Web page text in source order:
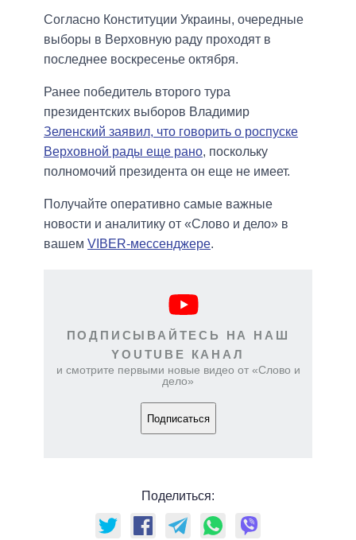
Согласно Конституции Украины, очередные
выборы в Верховную раду проходят в
последнее воскресенье октября.
Ранее победитель второго тура
президентских выборов Владимир
Зеленский заявил, что говорить о роспуске
Верховной рады еще рано, поскольку
полномочий президента он еще не имеет.
Получайте оперативно самые важные
новости и аналитику от «Слово и дело» в
вашем VIBER-мессенджере.
ПОДПИСЫВАЙТЕСЬ НА НАШ
YOUTUBE КАНАЛ
и смотрите первыми новые видео от «Слово и
дело»
Подписаться
Поделиться: